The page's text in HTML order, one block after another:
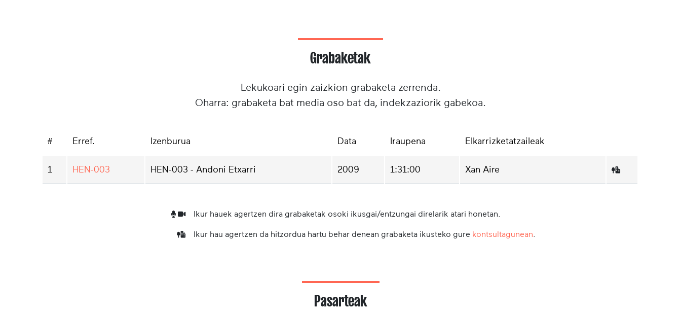
Grabaketak
Lekukoari egin zaizkion grabaketa zerrenda.
Oharra: grabaketa bat media oso bat da, indekzaziorik gabekoa.
# Erref. Izenburua Data Iraupena Elkarrizketatzaileak
1 HEN-003 HEN-003 - Andoni Etxarri 2009 1:31:00 Xan Aire
Ikur hauek agertzen dira grabaketak osoki ikusgai/entzungai direlarik atari honetan.
Ikur hau agertzen da hitzordua hartu behar denean grabaketa ikusteko gure kontsultagunean
Pasarteak